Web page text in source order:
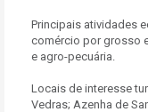
Principais atividades
comércio por grosso
e agro-pecuária.
Locais de interesse
Vedras; Azenha de